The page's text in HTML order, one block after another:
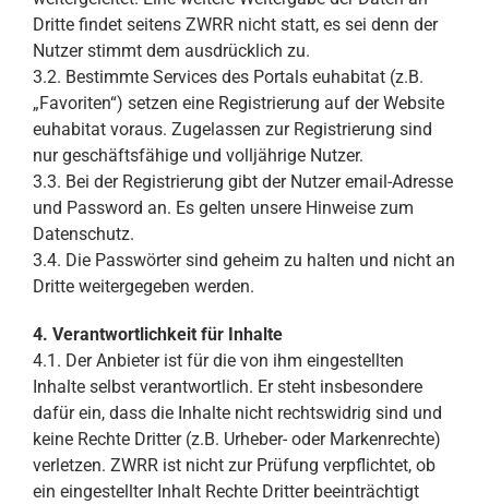
Dritte findet seitens ZWRR nicht statt, es sei denn der
Nutzer stimmt dem ausdrücklich zu.
3.2. Bestimmte Services des Portals euhabitat (z.B.
„Favoriten“) setzen eine Registrierung auf der Website
euhabitat voraus. Zugelassen zur Registrierung sind
nur geschäftsfähige und volljährige Nutzer.
3.3. Bei der Registrierung gibt der Nutzer email-Adresse
und Password an. Es gelten unsere Hinweise zum
Datenschutz.
3.4. Die Passwörter sind geheim zu halten und nicht an
Dritte weitergegeben werden.
4. Verantwortlichkeit für Inhalte
4.1. Der Anbieter ist für die von ihm eingestellten
Inhalte selbst verantwortlich. Er steht insbesondere
dafür ein, dass die Inhalte nicht rechtswidrig sind und
keine Rechte Dritter (z.B. Urheber- oder Markenrechte)
verletzen. ZWRR ist nicht zur Prüfung verpflichtet, ob
ein eingestellter Inhalt Rechte Dritter beeinträchtigt